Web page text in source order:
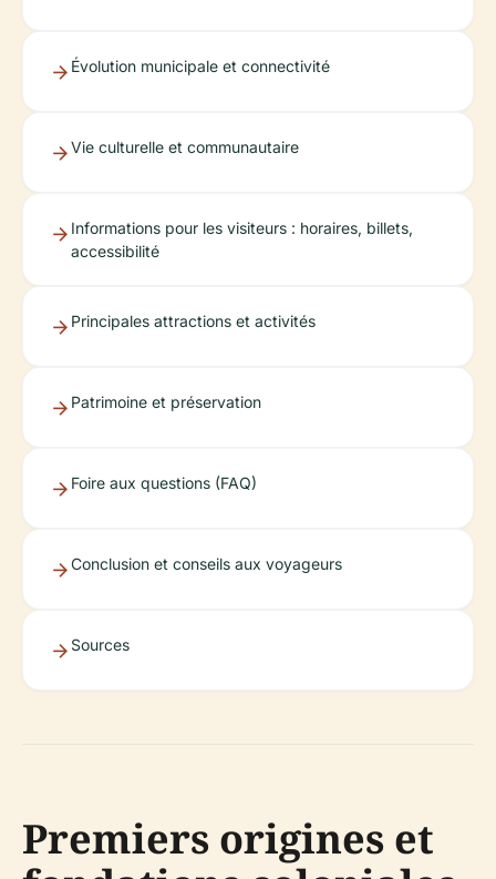
Évolution municipale et connectivité
Vie culturelle et communautaire
Informations pour les visiteurs : horaires, billets,
accessibilité
Principales attractions et activités
Patrimoine et préservation
Foire aux questions (FAQ)
Conclusion et conseils aux voyageurs
Sources
Premiers origines et